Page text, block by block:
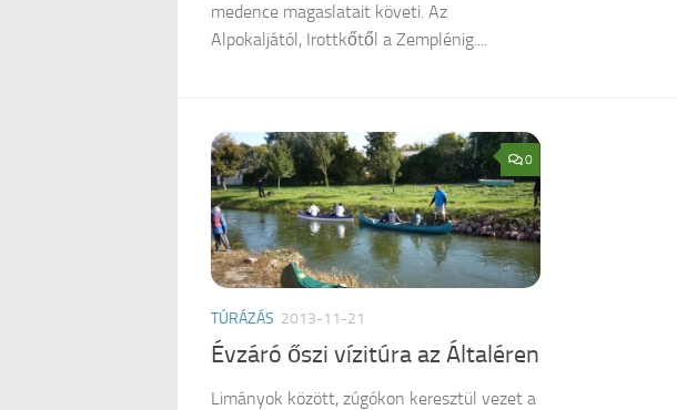
medence magaslatait követi. Az
Alpokaljától, Irottkőtől a Zemplénig....
0
TÚRÁZÁS 2013-11-21
Évzáró őszi vízitúra az Általéren
Limányok között, zúgókon keresztül vezet a